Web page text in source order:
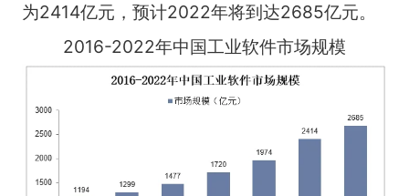
为2414亿元，预计2022年将到达2685亿元。
2016-2022年中国工业软件市场规模